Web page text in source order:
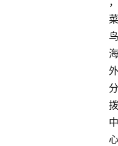
菜
鸟
海
外
分
拨
中
心